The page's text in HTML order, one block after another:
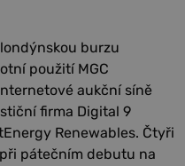
burzu
použití MGC
aukční síně
firma Digital 9
Renewables. Čtyři
pátečním debutu na